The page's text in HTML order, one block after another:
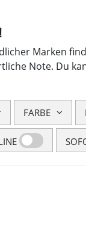
Marken
Note. Du
FARBE